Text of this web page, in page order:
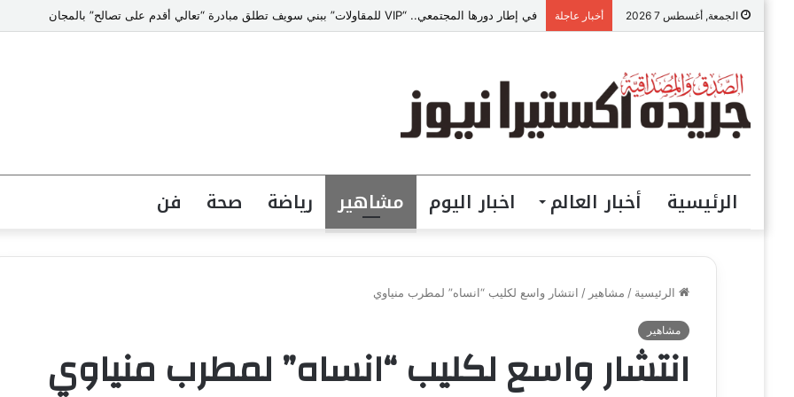
الجمعة, أغسطس 7 2026 أخبار عاجلة في إطار دورها المجتمعي.. “VIP للمقاولات” ببني سويف تطلق مبادرة “تعالي أقدم على تصالح” بالمجان
الرئيسية أخبار العالم اخبار اليوم مشاهير رياضة صحة فن
الرئيسية / مشاهير / انتشار واسع لكليب “انساه” لمطرب منياوي
مشاهير
انتشار واسع لكليب “انساه” لمطرب منياوي